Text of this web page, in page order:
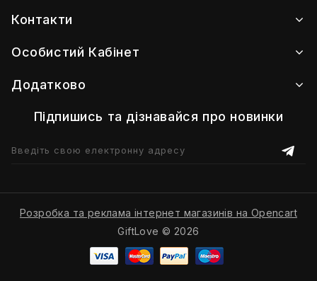
Контакти
Особистий Кабінет
Додатково
Підпишись та дізнавайся про новинки
Розробка та реклама інтернет магазинів на Opencart
GiftLove © 2026